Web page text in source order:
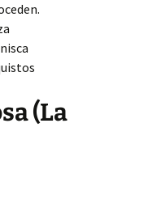
(La